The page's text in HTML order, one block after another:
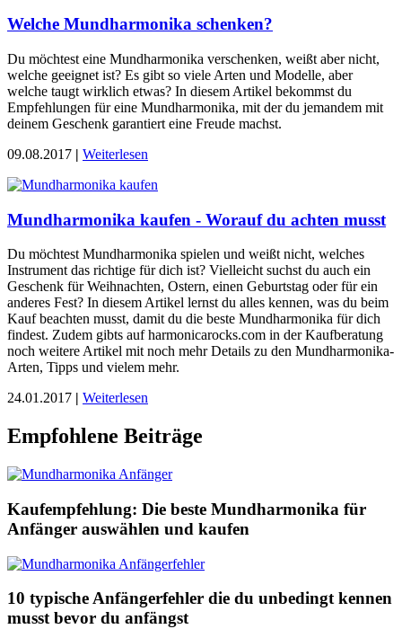
Welche Mundharmonika schenken?
Du möchtest eine Mundharmonika verschenken, weißt aber nicht,
welche geeignet ist? Es gibt so viele Arten und Modelle, aber
welche taugt wirklich etwas? In diesem Artikel bekommst du
Empfehlungen für eine Mundharmonika, mit der du jemandem mit
deinem Geschenk garantiert eine Freude machst.
09.08.2017 | Weiterlesen
Mundharmonika kaufen - Worauf du achten musst
Du möchtest Mundharmonika spielen und weißt nicht, welches
Instrument das richtige für dich ist? Vielleicht suchst du auch ein
Geschenk für Weihnachten, Ostern, einen Geburtstag oder für ein
anderes Fest? In diesem Artikel lernst du alles kennen, was du beim
Kauf beachten musst, damit du die beste Mundharmonika für dich
findest. Zudem gibts auf harmonicarocks.com in der Kaufberatung
noch weitere Artikel mit noch mehr Details zu den Mundharmonika-
Arten, Tipps und vielem mehr.
24.01.2017 | Weiterlesen
Empfohlene Beiträge
Kaufempfehlung: Die beste Mundharmonika für
Anfänger auswählen und kaufen
10 typische Anfängerfehler die du unbedingt kennen
musst bevor du anfängst